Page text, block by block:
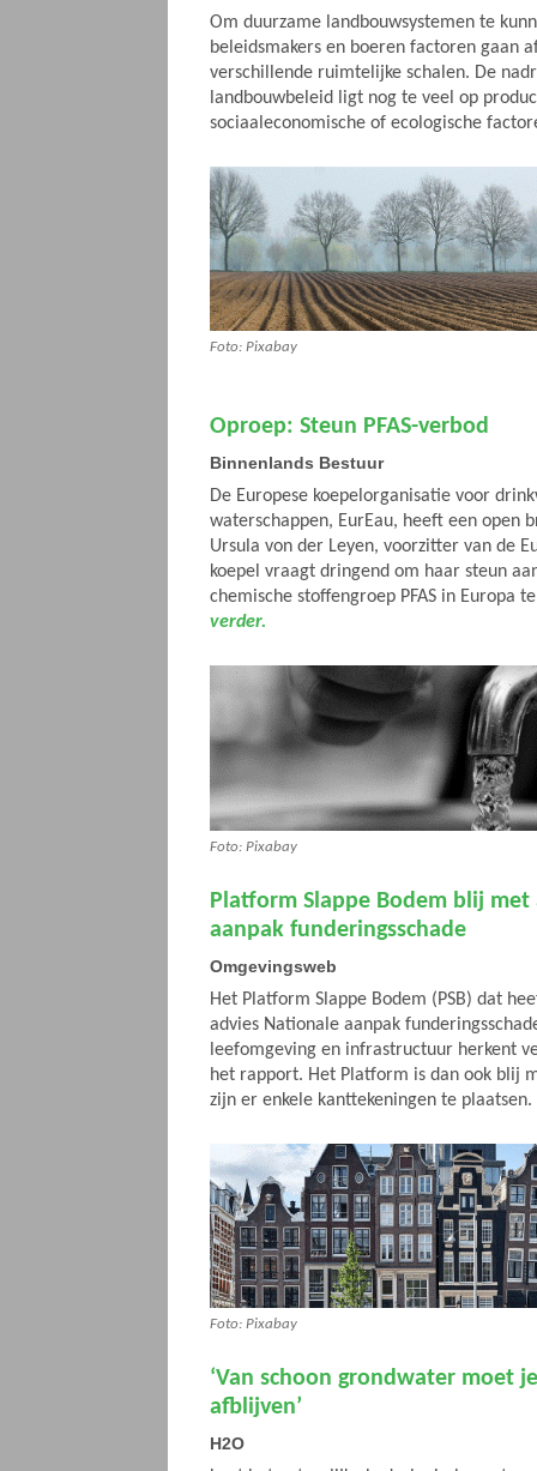
Om duurzame landbouwsystemen te
beleidsmakers en boeren factoren gaan
verschillende ruimtelijke schalen. De
landbouwbeleid ligt nog te veel op
sociaaleconomische of ecologische
Foto: Pixabay
Oproep: Steun PFAS-verbod
Binnenlands Bestuur
De Europese koepelorganisatie voor
waterschappen, EurEau, heeft een open
Ursula von der Leyen, voorzitter van de
koepel vraagt dringend om haar steun
chemische stoffengroep PFAS in Europa
verder.
Foto: Pixabay
Platform Slappe Bodem blij
aanpak funderingsschade
Omgevingsweb
Het Platform Slappe Bodem (PSB) dat
advies Nationale aanpak
leefomgeving en infrastructuur herkent
het rapport. Het Platform is dan ook blij
zijn er enkele kanttekeningen te plaatsen.
Foto: Pixabay
‘Van schoon grondwater moet
afblijven’
H2O